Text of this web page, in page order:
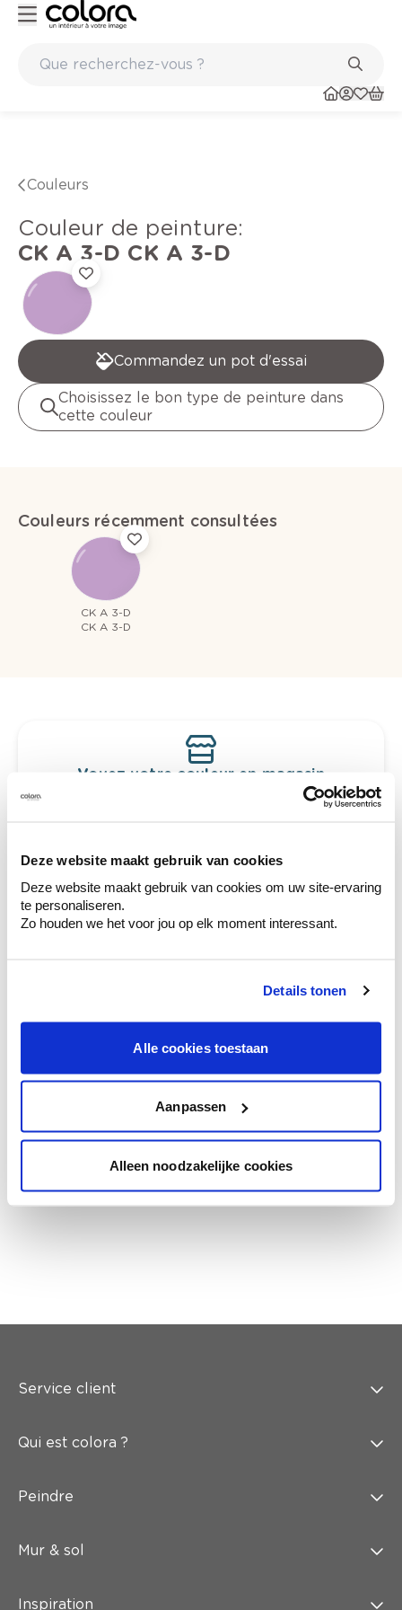
Deze website maakt gebruik van cookies
Deze website maakt gebruik van cookies om uw site-ervaring
te personaliseren.
Zo houden we het voor jou op elk moment interessant.
Details tonen
Alle cookies toestaan
Aanpassen
Alleen noodzakelijke cookies
Couleurs
Couleur de peinture:
CK A 3-D CK A 3-D
Commandez un pot d'essai
Choisissez le bon type de peinture dans
cette couleur
Couleurs récemment consultées
CK A 3-D
CK A 3-D
Voyez votre couleur en magasin
Découvrez des échantillons de votre
votre couleur.
Obtenez des conseils personnalisés sur la
combinaison de couleurs.
Conseil couleur à domicile
en couleur.
l'éclairage et de votre mobilier.
Obtenez un contrôle technologique de vos
Service client
Qui est colora ?
Peindre
Mur & sol
Inspiration